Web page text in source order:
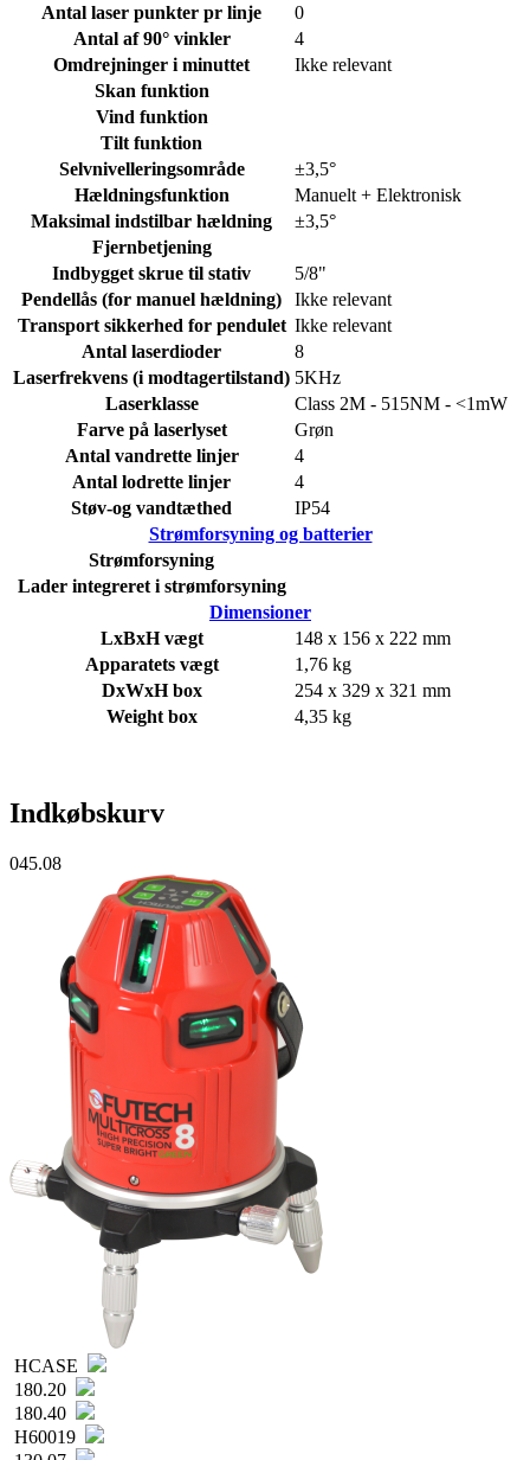
Antal laser punkter pr linje
0
Antal af 90° vinkler
4
Omdrejninger i minuttet
Ikke relevant
Skan funktion
Vind funktion
Tilt funktion
Selvnivelleringsområde
±3,5°
Hældningsfunktion
Manuelt + Elektronisk
Maksimal indstilbar hældning
±3,5°
Fjernbetjening
Indbygget skrue til stativ
5/8"
Pendellås (for manuel hældning)
Ikke relevant
Transport sikkerhed for pendulet Ikke relevant
Antal laserdioder
8
Laserfrekvens (i modtagertilstand) 5KHz
Laserklasse
Class 2M - 515NM - <1mW
Farve på laserlyset
Grøn
Antal vandrette linjer
4
Antal lodrette linjer
4
Støv-og vandtæthed
IP54
Strømforsyning og batterier
Strømforsyning
Lader integreret i strømforsyning
Dimensioner
LxBxH vægt
148 x 156 x 222 mm
Apparatets vægt
1,76 kg
DxWxH box
254 x 329 x 321 mm
Weight box
4,35 kg
Indkøbskurv
045.08
HCASE
180.20
180.40
H60019